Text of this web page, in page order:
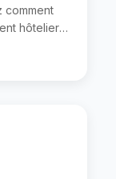
comment
hôtelier